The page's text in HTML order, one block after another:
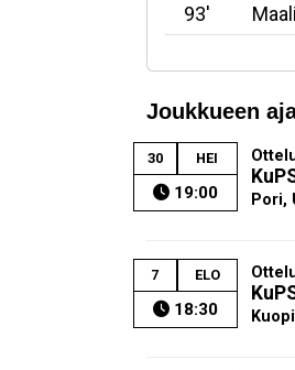
93'
Maali
Joukkueen
30 HEI
19:00 Pori,
7 ELO
18:30